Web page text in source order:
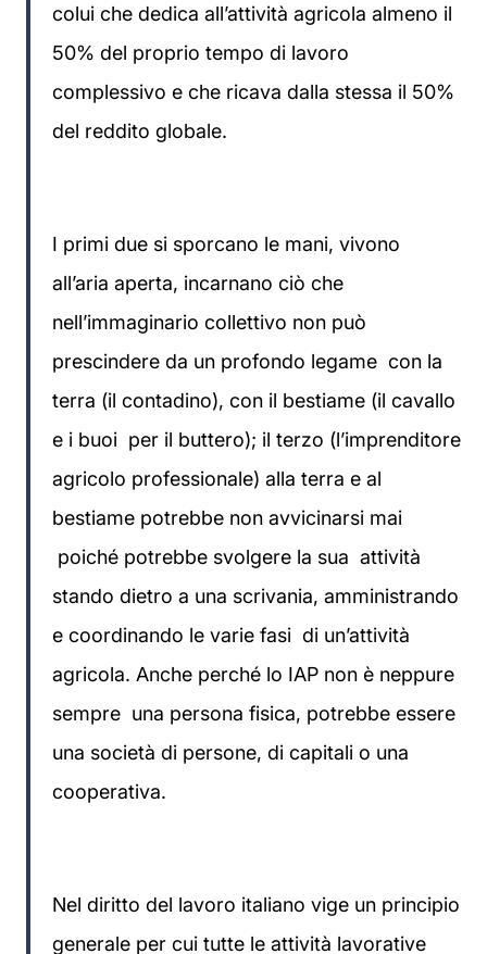
colui che dedica all’attività agricola almeno il
50% del proprio tempo di lavoro
complessivo e che ricava dalla stessa il 50%
del reddito globale.
I primi due si sporcano le mani, vivono
all’aria aperta, incarnano ciò che
nell’immaginario collettivo non può
prescindere da un profondo legame con la
terra (il contadino), con il bestiame (il cavallo
e i buoi per il buttero); il terzo (l’imprenditore
agricolo professionale) alla terra e al
bestiame potrebbe non avvicinarsi mai
poiché potrebbe svolgere la sua attività
stando dietro a una scrivania, amministrando
e coordinando le varie fasi di un’attività
agricola. Anche perché lo IAP non è neppure
sempre una persona fisica, potrebbe essere
una società di persone, di capitali o una
cooperativa.
Nel diritto del lavoro italiano vige un principio
generale per cui tutte le attività lavorative